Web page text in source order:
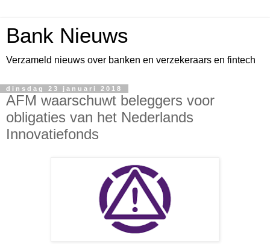
Bank Nieuws
Verzameld nieuws over banken en verzekeraars en fintech
dinsdag 23 januari 2018
AFM waarschuwt beleggers voor
obligaties van het Nederlands
Innovatiefonds